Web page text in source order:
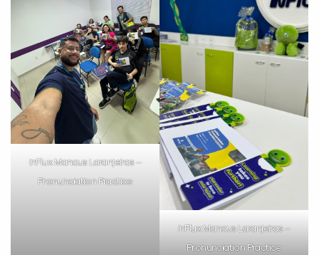
inFlux Manaus Laranjeiras –
Pronunciation Practice
inFlux Manaus Laranjeiras –
Pronunciation Practice